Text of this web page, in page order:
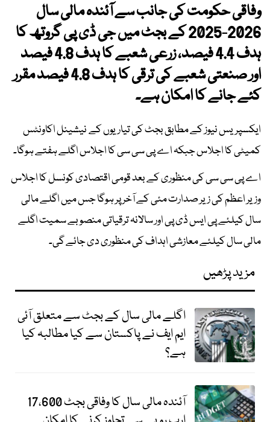
وفاقی حکومت کی جانب سے آئندہ مالی سال
2026-2025 کے بجٹ میں جی ڈی پی گروتھ کا
ہدف 4.4 فیصد، زرعی شعبے کا ہدف 4.8 فیصد
اور صنعتی شعبے کی ترقی کا ہدف 4.8 فیصد مقرر
کئے جانے کا امکان ہے۔
ایکسپریس نیوز کے مطابق بجٹ کی تیاریوں کے نیشینل اکاونٹس
کمیٹی کا اجلاس جبکہ اے پی سی سی کا اجلاس اگلے ہفتے ہوگا۔
اے پی سی سی کی منظوری کے بعد قومی اقتصادی کونسل کا اجلاس
وزیر اعظم کی زیر صدارت مئی کے آخر پر ہوگا جس میں اگلے مالی
سال کیلئے پی ایس ڈی پی اور سالانہ ترقیاتی منصوبے سمیت اگلے
مالی سال کیلئے معازشی اہداف کی منظوری دی جائے گی۔
مزید پڑھیں
اگلے مالی سال کے بجٹ سے متعلق آئی
ایم ایف نے پاکستان سے کیا مطالبہ کیا
ہے؟
آئندہ مالی سال کا وفاقی بجٹ 17،600